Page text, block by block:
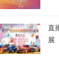
直
展